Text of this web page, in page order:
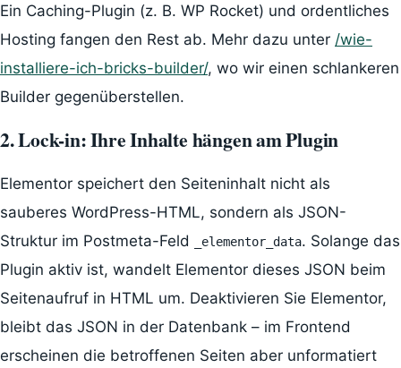
Ein Caching-Plugin (z. B. WP Rocket) und ordentliches
Hosting fangen den Rest ab. Mehr dazu unter /wie-
installiere-ich-bricks-builder/, wo wir einen schlankeren
Builder gegenüberstellen.
2. Lock-in: Ihre Inhalte hängen am Plugin
Elementor speichert den Seiteninhalt nicht als
sauberes WordPress-HTML, sondern als JSON-
Struktur im Postmeta-Feld
_elementor_data. Solange das
Plugin aktiv ist, wandelt Elementor dieses JSON beim
Seitenaufruf in HTML um. Deaktivieren Sie Elementor,
bleibt das JSON in der Datenbank – im Frontend
erscheinen die betroffenen Seiten aber unformatiert